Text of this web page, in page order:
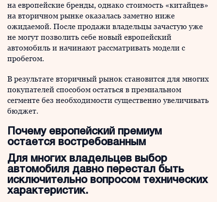
на европейские бренды, однако стоимость «китайцев»
на вторичном рынке оказалась заметно ниже
ожидаемой. После продажи владельцы зачастую уже
не могут позволить себе новый европейский
автомобиль и начинают рассматривать модели с
пробегом.
В результате вторичный рынок становится для многих
покупателей способом остаться в премиальном
сегменте без необходимости существенно увеличивать
бюджет.
Почему европейский премиум
остается востребованным
Для многих владельцев выбор
автомобиля давно перестал быть
исключительно вопросом технических
характеристик.